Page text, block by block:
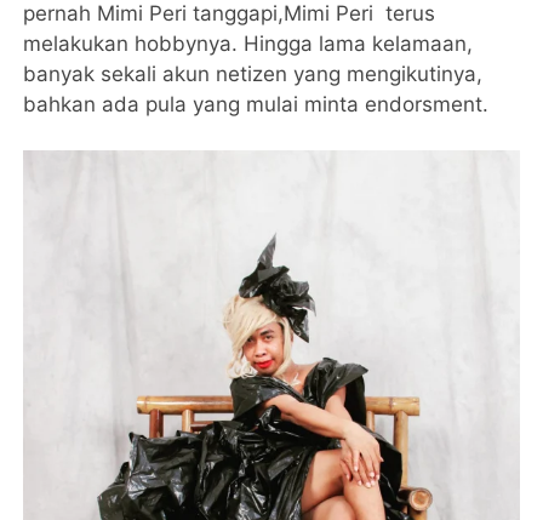
pernah Mimi Peri tanggapi,Mimi Peri terus
melakukan hobbynya. Hingga lama kelamaan,
banyak sekali akun netizen yang mengikutinya,
bahkan ada pula yang mulai minta endorsment.